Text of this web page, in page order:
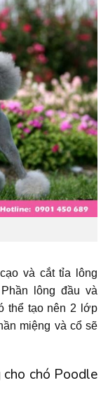
và cắt tỉa lông
lông đầu và
thể tạo nên 2 lớp
miệng và cổ sẽ
chó Poodle